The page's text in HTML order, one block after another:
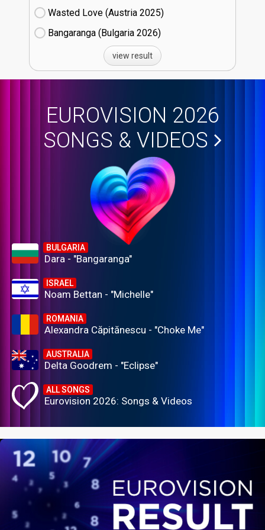
Wasted Love (Austria
25)
Bangaranga (Bulgaria
26)
view result
EUROVISION 2026
SONGS & VIDEOS
BULGARIA
Dara - "Bangaranga"
ISRAEL
Noam Bettan - "Michelle"
ROMANIA
Alexandra Căpitănescu - "Choke Me"
AUSTRALIA
Delta Goodrem - "Eclipse"
ALL SONGS
Eurovision 2026: Songs & Videos